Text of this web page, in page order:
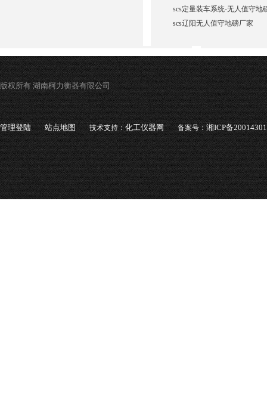
scs定量装车系统-无人值守地
scs辽阳无人值守地磅厂家
版权所有 湖南柯力衡器有限公司
管理登陆 站点地图 技术支持：化工仪器网 备案号：湘ICP备